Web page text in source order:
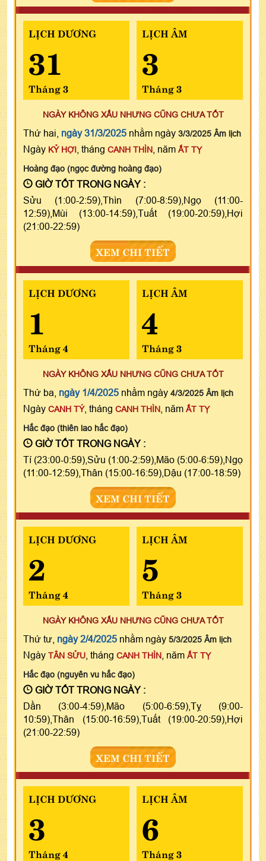
LỊCH DƯƠNG
31
Tháng 3
LỊCH ÂM
3
Tháng 3
NGÀY KHÔNG XẤU NHƯNG CŨNG CHƯA TỐT
Thứ hai, ngày 31/3/2025 nhằm ngày 3/3/2025 Âm lịch
Ngày KỶ HỢI , tháng CANH THÌN , năm ẤT TỴ
Hoàng đạo (ngọc đường hoàng đạo)
GIỜ TỐT TRONG NGÀY :
Sửu (1:00-2:59),Thìn (7:00-8:59),Ngọ (11:00-
12:59),Mùi (13:00-14:59),Tuất (19:00-20:59),Hợi
(21:00-22:59)
XEM CHI TIẾT
LỊCH DƯƠNG
1
Tháng 4
LỊCH ÂM
4
Tháng 3
NGÀY KHÔNG XẤU NHƯNG CŨNG CHƯA TỐT
Thứ ba, ngày 1/4/2025 nhằm ngày 4/3/2025 Âm lịch
Ngày CANH TÝ, tháng CANH THÌN , năm ẤT TỴ
Hắc đạo (thiên lao hắc đạo)
GIỜ TỐT TRONG NGÀY :
Tí (23:00-0:59),Sửu (1:00-2:59),Mão (5:00-6:59),Ngọ
(11:00-12:59),Thân (15:00-16:59),Dậu (17:00-18:59)
XEM CHI TIẾT
LỊCH DƯƠNG
2
Tháng 4
LỊCH ÂM
5
Tháng 3
NGÀY KHÔNG XẤU NHƯNG CŨNG CHƯA TỐT
Thứ tư, ngày 2/4/2025 nhằm ngày 5/3/2025 Âm lịch
Ngày TÂN SỬU , tháng CANH THÌN , năm ẤT TỴ
Hắc đạo (nguyên vu hắc đạo)
GIỜ TỐT TRONG NGÀY :
Dần (3:00-4:59),Mão (5:00-6:59),Tỵ (9:00-
10:59),Thân (15:00-16:59),Tuất (19:00-20:59),Hợi
(21:00-22:59)
XEM CHI TIẾT
LỊCH DƯƠNG
3
Tháng 4
LỊCH ÂM
6
Tháng 3